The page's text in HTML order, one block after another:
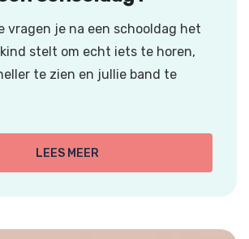
vragen je na een schooldag het
stelt om echt iets te horen,
te zien en jullie band te
LEES MEER